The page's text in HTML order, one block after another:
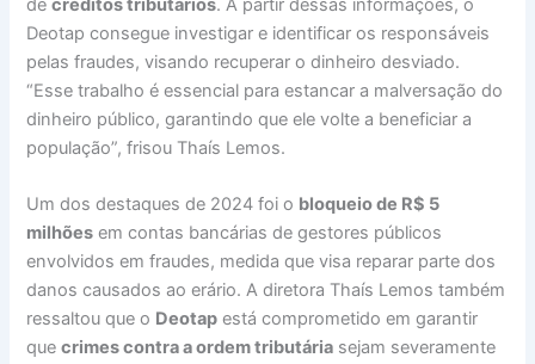
decréditos tributários. A partir dessas informações, o
Deotap consegue investigar e identificar os responsáveis
pelas fraudes, visando recuperar o dinheiro desviado.
“Esse trabalho é essencial para estancar a malversação do
dinheiro público, garantindo que ele volte a beneficiar a
população”, frisou Thaís Lemos.
Um dos destaques de 2024 foi o bloqueio de R$ 5
milhões em contas bancárias de gestores públicos
envolvidos em fraudes, medida que visa reparar parte dos
danos causados ao erário. A diretora Thaís Lemos também
ressaltou que o Deotap está comprometido em garantir
quecrimes contra a ordem tributária sejam severamente